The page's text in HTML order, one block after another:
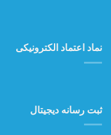
نماد اعتماد الکترونیکی
ثبت رسانه دیجیتال